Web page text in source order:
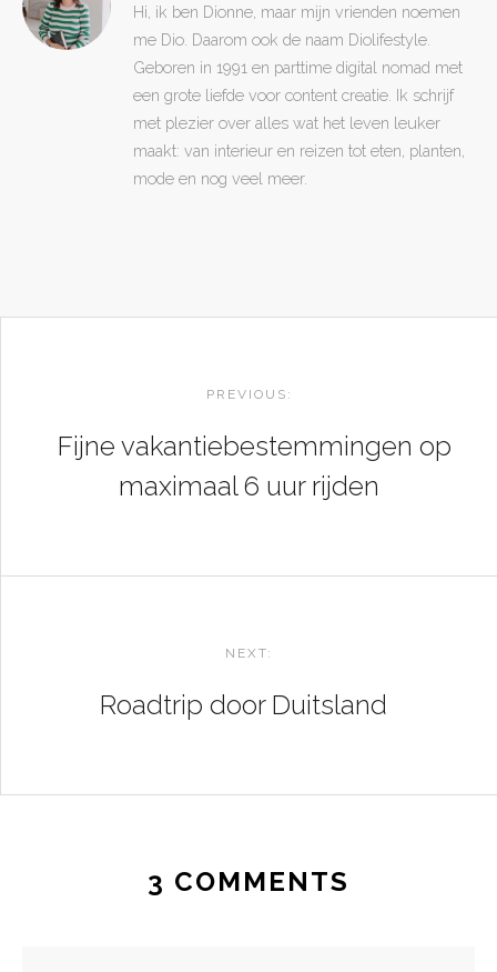
Hi, ik ben Dionne, maar mijn vrienden noemen
me Dio. Daarom ook de naam Diolifestyle.
Geboren in 1991 en parttime digital nomad met
een grote liefde voor content creatie. Ik schrijf
met plezier over alles wat het leven leuker
maakt: van interieur en reizen tot eten, planten,
mode en nog veel meer.
NAVIGATION
PREVIOUS:
Fijne vakantiebestemmingen op
maximaal 6 uur rijden
NEXT:
Roadtrip door Duitsland
3 COMMENTS